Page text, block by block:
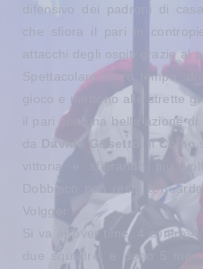
difensivo dei padroni di
che sfiora il pari in
attacchi degli ospiti grazie al
Spettacolare terzo tempo,
gioco e mettono alle strette
il pari con una bella azione di
da Davide Gosetto . IlComo
vittoria e sfiorando più
Dobbiaco non resta a
Volgger .
Si va all'over time, 4 contro
due squadre, e dopo 5